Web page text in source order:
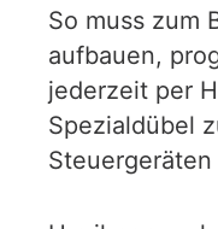
So muss zum
aufbauen,
jederzeit per
Spezialdübel